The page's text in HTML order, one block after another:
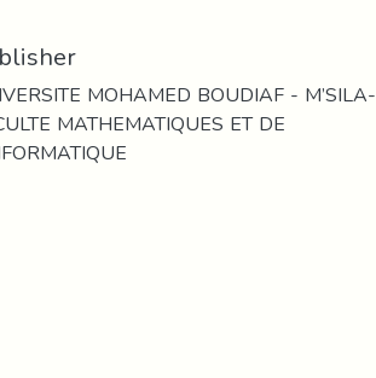
MOHAMED BOUDIAF - M’SILA-
MATHEMATIQUES ET DE